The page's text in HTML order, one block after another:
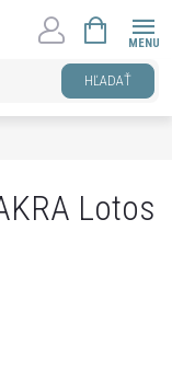
HĽADAŤ
KOŠÍK
Lotos